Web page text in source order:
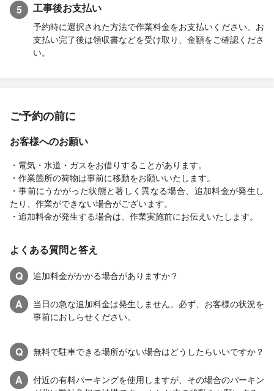
5 工事後お支払い
予約時に選択された方法で作業料金をお支払いください。お
支払い完了後は領収書などを受け取り、金額をご確認くださ
い。
ご予約の前に
お客様へのお願い
・電気・水道・ガスをお借りすることがあります。
・作業箇所の荷物は事前に移動をお願いいたします。
・事前にうかがった状態と著しく異なる場合、追加料金が発生し
たり、作業ができない場合がございます。
・追加料金が発生する場合は、作業実施前にお伝えいたします。
よくある質問と答え
Q
追加料金がかかる場合がありますか？
A
当日の急な追加料金は発生しません。必ず、お客様の状況を
事前におしらせください。
Q 無料で駐車できる場所がない場合はどうしたらいいですか？
A
付近の有料パーキングを使用しますが、その場合のパーキン